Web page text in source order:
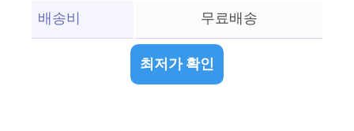
배송비
무료배송
최저가 확인